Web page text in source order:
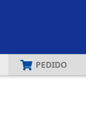
PEDIDO